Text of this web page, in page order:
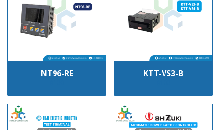
NT96-RE KTT-VS3-B